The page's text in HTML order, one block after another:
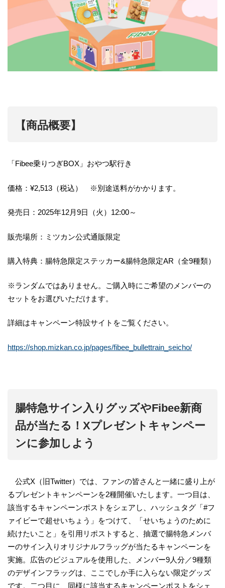
【商品概要】
「Fibee乗りつぎBOX」おやつ駅行き
価格：¥2,513（税込） ※別途送料がかかります。
発売日：2025年12月9日（火）12:00～
販売場所：ミツカン公式通販限定
購入特典：腸特急限定ステッカー&腸特急限定AR（全9種類）
※ランダムではありません。ご購入時にご希望のメンバーの
セットをお選びいただけます。
詳細はキャンペーン特設サイトをご覧ください。
https://shop.mizkan.co.jp/pages/fibee_bullettrain_seicho/
腸特急サイン入りグッズやFibee新商
品が当たる！Xプレゼントキャンペー
ンに参加しよう
公式X（旧Twitter）では、ファンの皆さんと一緒に盛り上が
るプレゼントキャンペーンを2種開催いたします。一つ目は、
該当するキャンペーンポストをシェアし、ハッシュタグ「#フ
ァイビーで超せいちょう」をつけて、「せいちょうのために
続けたいこと」を引用リポストすると、抽選で腸特急メンバ
ーのサイン入りオリジナルフラッグが当たるキャンペーンを
実施。広告のビジュアルを使用した、メンバー9人分／9種類
のデザインフラッグは、ここでしか手に入らない限定グッズ
です。二つ目に、同様に該当するキャンペーンポストをシェ